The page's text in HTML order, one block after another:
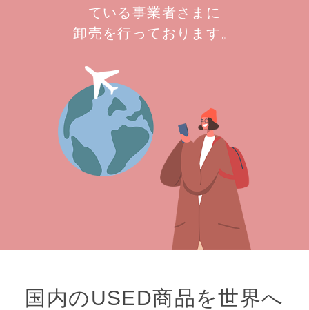
ている事業者さまに
卸売を行っております。
国内のUSED商品を世界へ